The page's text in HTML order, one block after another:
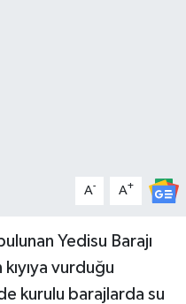
A- A+
Yedisu Barajı
vurduğu
kurulu barajlarda su